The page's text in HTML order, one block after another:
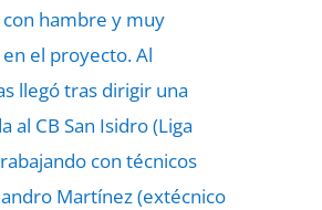
con hambre y muy
el proyecto. Al
llegó tras dirigir una
al CB San Isidro (Liga
con técnicos
Martínez (extécnico